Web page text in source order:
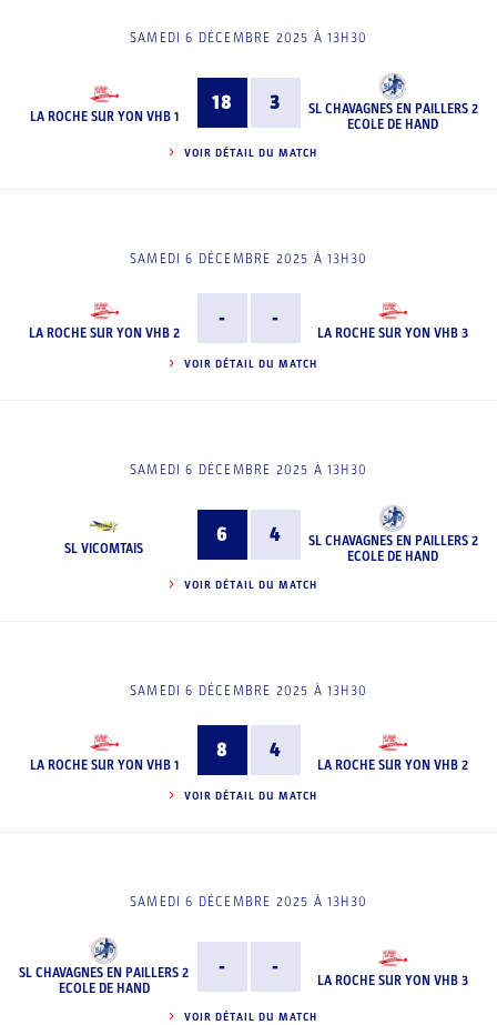
SAMEDI 6 DÉCEMBRE 2025 À 13H30
LA ROCHE SUR YON VHB 1
18 3
SL CHAVAGNES EN PAILLERS 2
ECOLE DE HAND
VOIR DÉTAIL DU MATCH
SAMEDI 6 DÉCEMBRE 2025 À 13H30
LA ROCHE SUR YON VHB 2
- -
LA ROCHE SUR YON VHB 3
VOIR DÉTAIL DU MATCH
SAMEDI 6 DÉCEMBRE 2025 À 13H30
SL VICOMTAIS
6 4
SL CHAVAGNES EN PAILLERS 2
ECOLE DE HAND
VOIR DÉTAIL DU MATCH
SAMEDI 6 DÉCEMBRE 2025 À 13H30
LA ROCHE SUR YON VHB 1
8 4
LA ROCHE SUR YON VHB 2
VOIR DÉTAIL DU MATCH
SAMEDI 6 DÉCEMBRE 2025 À 13H30
SL CHAVAGNES EN PAILLERS 2
ECOLE DE HAND
- -
LA ROCHE SUR YON VHB 3
VOIR DÉTAIL DU MATCH